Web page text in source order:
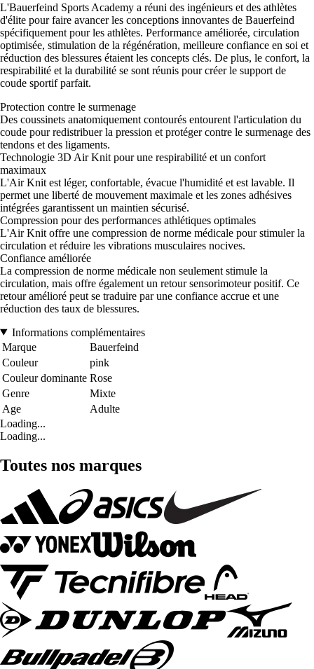
L'Bauerfeind Sports Academy a réuni des ingénieurs et des athlètes
d'élite pour faire avancer les conceptions innovantes de Bauerfeind
spécifiquement pour les athlètes. Performance améliorée, circulation
optimisée, stimulation de la régénération, meilleure confiance en soi et
réduction des blessures étaient les concepts clés. De plus, le confort, la
respirabilité et la durabilité se sont réunis pour créer le support de
coude sportif parfait.
Protection contre le surmenage
Des coussinets anatomiquement contourés entourent l'articulation du
coude pour redistribuer la pression et protéger contre le surmenage des
tendons et des ligaments.
Technologie 3D Air Knit pour une respirabilité et un confort
maximaux
L'Air Knit est léger, confortable, évacue l'humidité et est lavable. Il
permet une liberté de mouvement maximale et les zones adhésives
intégrées garantissent un maintien sécurisé.
Compression pour des performances athlétiques optimales
L'Air Knit offre une compression de norme médicale pour stimuler la
circulation et réduire les vibrations musculaires nocives.
Confiance améliorée
La compression de norme médicale non seulement stimule la
circulation, mais offre également un retour sensorimoteur positif. Ce
retour amélioré peut se traduire par une confiance accrue et une
réduction des taux de blessures.
Informations complémentaires
Marque
Bauerfeind
Couleur
pink
Couleur dominante Rose
Genre
Mixte
Age
Adulte
Loading...
Loading...
Toutes nos marques